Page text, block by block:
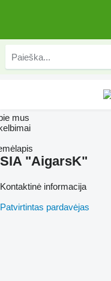
mus
SIA "AigarsK"
Kontaktinė informacija
Patvirtintas pardavėjas